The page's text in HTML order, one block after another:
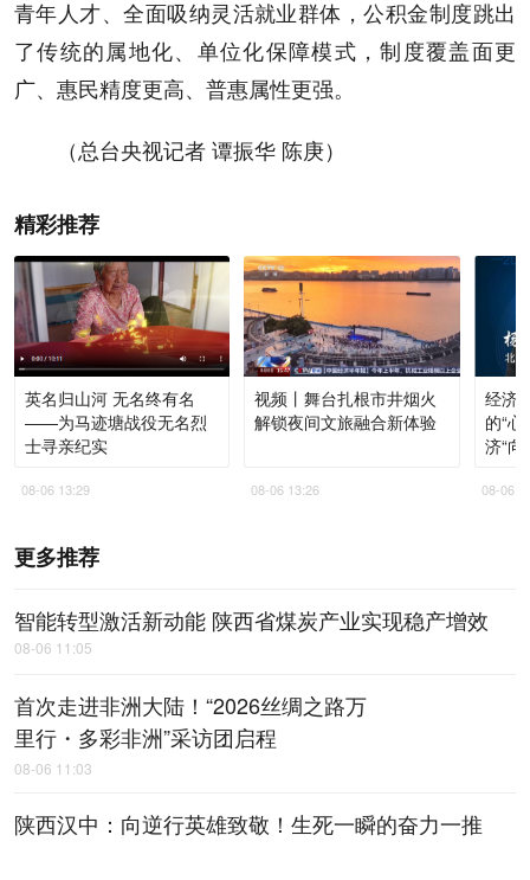
青年人才、全面吸纳灵活就业群体，公积金制度跳出
了传统的属地化、单位化保障模式，制度覆盖面更
广、惠民精度更高、普惠属性更强。
（总台央视记者 谭振华 陈庚）
精彩推荐
英名归山河 无名终有名
——为马迹塘战役无名烈
士寻亲纪实
08-06 13:29
视频丨舞台扎根市井烟火
解锁夜间文旅融合新体验
08-06 13:26
经济
的“心
济“向
08-06
更多推荐
智能转型激活新动能 陕西省煤炭产业实现稳产增效
08-06 11:05
首次走进非洲大陆！“2026丝绸之路万
里行・多彩非洲”采访团启程
08-06 11:03
陕西汉中：向逆行英雄致敬！生死一瞬的奋力一推